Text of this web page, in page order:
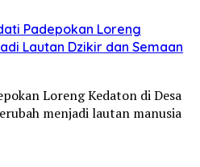
Padepokan Loreng
Lautan Dzikir dan Semaan
Loreng Kedaton di Desa
menjadi lautan manusia